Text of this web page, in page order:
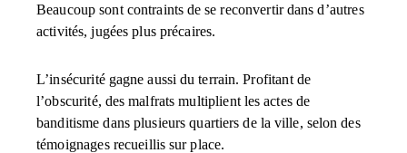
Beaucoup sont contraints de se reconvertir dans d’autres
activités, jugées plus précaires.
L’insécurité gagne aussi du terrain. Profitant de
l’obscurité, des malfrats multiplient les actes de
banditisme dans plusieurs quartiers de la ville, selon des
témoignages recueillis sur place.